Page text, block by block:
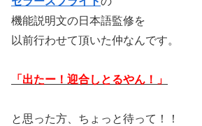
機能説明文の日本語監修を
以前行わせて頂いた仲なんです。
「出たー！迎合しとるやん！」
と思った方、ちょっと待って！！